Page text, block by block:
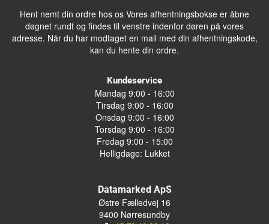
Hent nemt din ordre hos os Vores afhentningsbokse er åbne
døgnet rundt og findes til venstre indenfor døren på vores
adresse. Når du har modtaget en mail med din afhentningskode,
kan du hente din ordre.
Kundeservice
Mandag 9:00 - 16:00
Tirsdag 9:00 - 16:00
Onsdag 9:00 - 16:00
Torsdag 9:00 - 16:00
Fredag 9:00 - 15:00
Helligdage: Lukket
Datamarked ApS
Østre Fælledvej 16
9400 Nørresundby